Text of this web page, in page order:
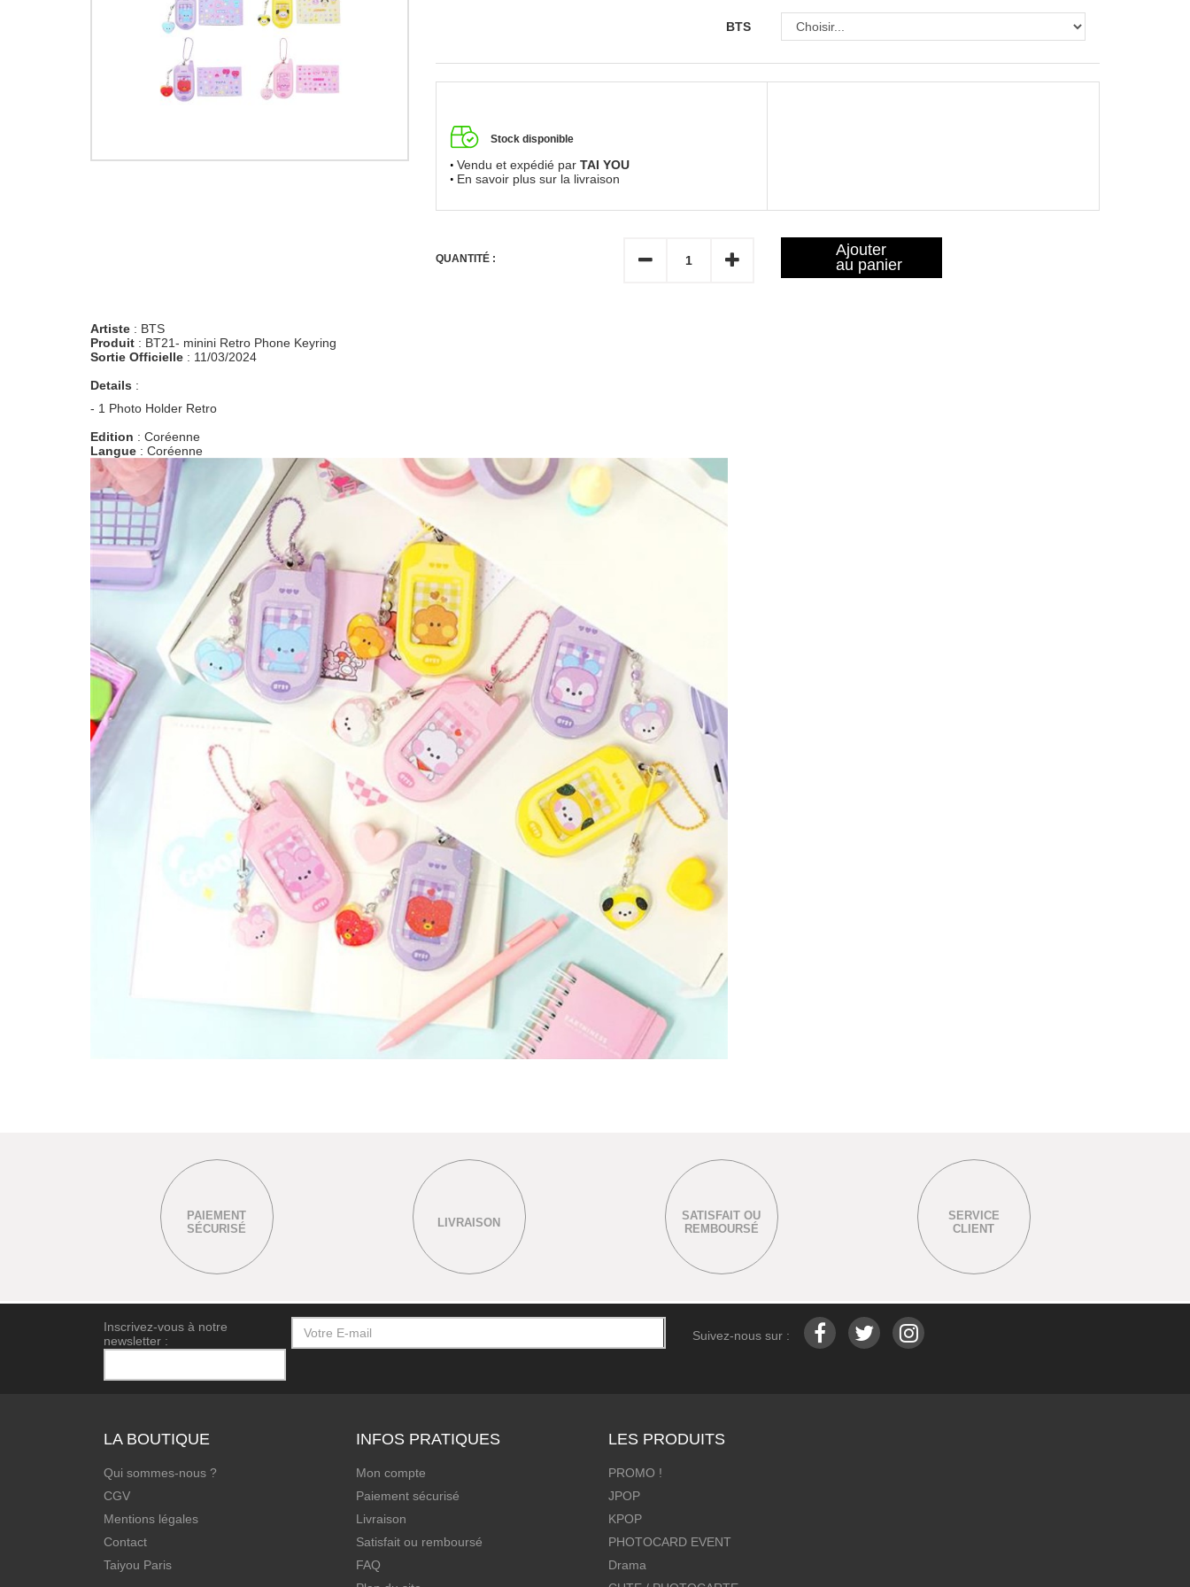
BTS
Stock disponible
Vendu et expédié par TAI YOU
En savoir plus sur la livraison
QUANTITÉ :
Ajouter
au panier
Artiste : BTS
Produit : BT21- minini Retro Phone Keyring
Sortie Officielle : 11/03/2024
Details :
- 1 Photo Holder Retro
Edition : Coréenne
Langue : Coréenne
PAIEMENT
SÉCURISÉ
LIVRAISON
SATISFAIT OU
REMBOURSÉ
SERVICE
CLIENT
Inscrivez-vous à notre
newsletter :
Suivez-nous sur :
LA BOUTIQUE
Qui sommes-nous ?
CGV
Mentions légales
Contact
Taiyou Paris
INFOS PRATIQUES
Mon compte
Paiement sécurisé
Livraison
Satisfait ou remboursé
FAQ
LES PRODUITS
PROMO !
JPOP
KPOP
PHOTOCARD EVENT
Drama